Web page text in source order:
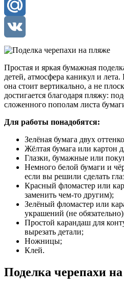
Odnoklassniki
Mail.Ru
VK
Простая и яркая бумажная
детей, атмосфера каникул и
она стоит вертикально, а не
достигается благодаря пляжу:
сложенного пополам листа
Для работы понадобятся:
Зелёная бумага двух
Жёлтая бумага или картон
Глазки, бумажные или
Немного белой бумаги и
если вы решили сделать
Красный фломастер или
заменить чем-то другим);
Зелёный фломастер или
украшений (не
Простой карандаш для
вырезать детали;
Ножницы;
Клей.
Поделка черепахи